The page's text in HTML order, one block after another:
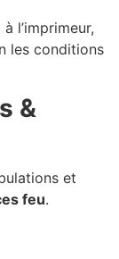
l’imprimeur,
les conditions
&
et
feu.